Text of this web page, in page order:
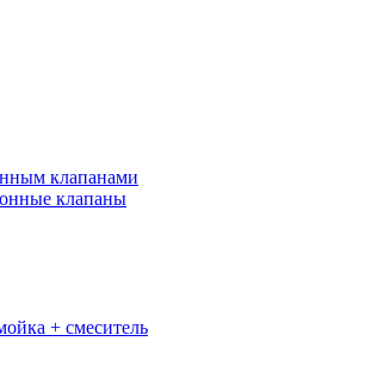
клапанами
клапаны
+ смеситель